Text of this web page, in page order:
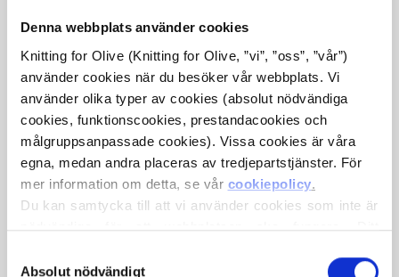
Denna webbplats använder cookies
Knitting for Olive (Knitting for Olive, ”vi”, ”oss”, ”vår”)
använder cookies när du besöker vår webbplats. Vi
använder olika typer av cookies (absolut nödvändiga
cookies, funktionscookies, prestandacookies och
målgruppsanpassade cookies). Vissa cookies är våra
egna, medan andra placeras av tredjepartstjänster. För
mer information om detta, se vår cookiepolicy.
Du kan samtycka till att vi använder cookies som inte är
nödvändiga för att webbplatsen ska fungera. Ditt
egenskap av personuppgiftsansvarig, får behandla dina
Absolut nödvändigt
posttjänsterna:
Australien: Australia Post
Belgien: Bpost bpost
Kanada: Kanada Post
Tyskland: Tyska posten